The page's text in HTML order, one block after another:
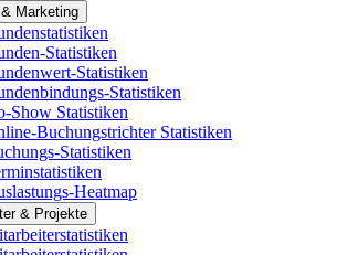
Marketing
Statistiken
Statistiken
Statistiken
Show Statistiken
Buchungstrichter Statistiken
Statistiken
Heatmap
& Projekte